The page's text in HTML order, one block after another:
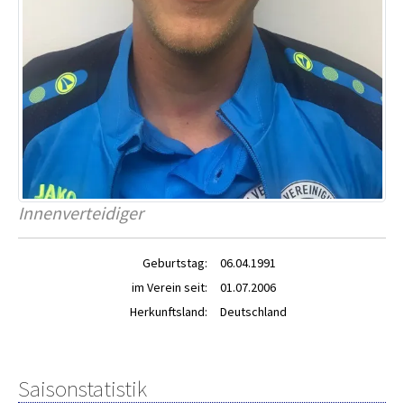
Innenverteidiger
Geburtstag:
06.04.1991
im Verein seit:
01.07.2006
Herkunftsland:
Deutschland
Saisonstatistik